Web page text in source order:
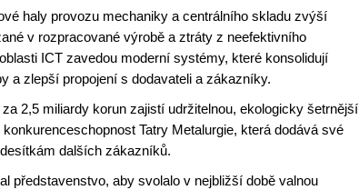
haly provozu mechaniky a centrálního skladu zvýší
v rozpracované výrobě a ztráty z neefektivního
ICT zavedou moderní systémy, které konsolidují
a zlepší propojení s dodavateli a zákazníky.
2,5 miliardy korun zajistí udržitelnou, ekologicky šetrnější
Tatry Metalurgie, která dodává své
dalších zákazníků.
představenstvo, aby svolalo v nejbližší době valnou